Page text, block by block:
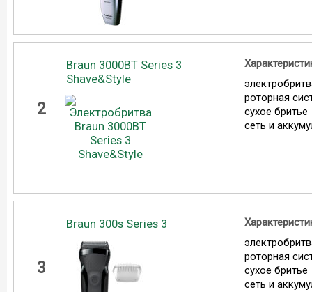
2
Braun 3000BT Series 3
Shave&Style
роторная
сухое бритье
сеть и
3
Braun 300s Series 3
роторная
сухое бритье
сеть и